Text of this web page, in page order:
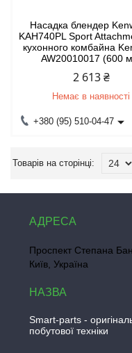
Насадка блендер
KAH740PL Sport
кухонного комбайна
AW20010017 (600
2 613 ₴
Немає в наявності
+380 (95) 510-04-47
Проспект Степана
Київ, Україна
Smart-parts -
побутової техніки